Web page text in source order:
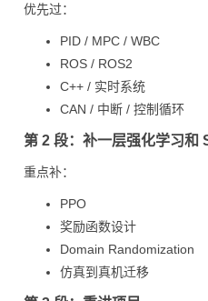
优先过：
PID / MPC / WBC
ROS / ROS2
C++ / 实时系统
CAN / 中断 / 控制循环
第 2 段：补一层强化学习和
重点补：
PPO
奖励函数设计
Domain Randomization
仿真到真机迁移